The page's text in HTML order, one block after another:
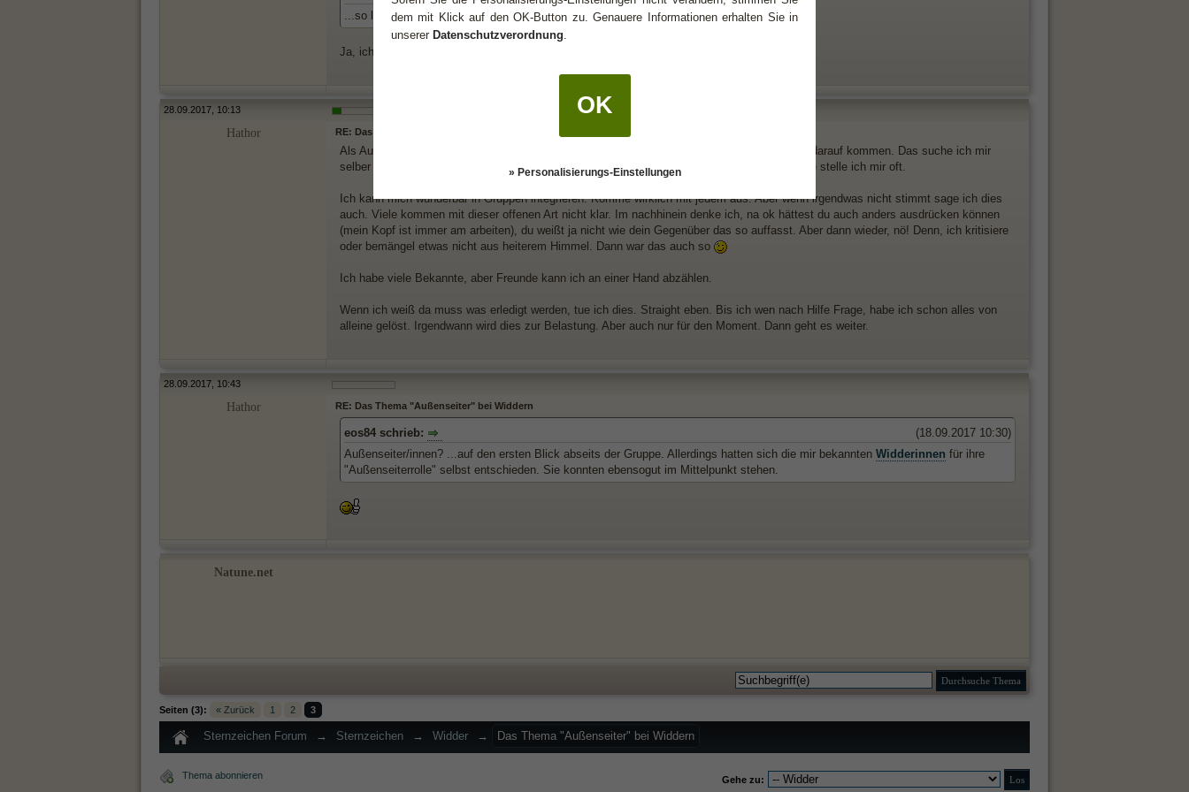
...so liest jeder was er lesen will.
Ja, ich sollte öfter deine Postings missbrauchen.
28.09.2017, 10:13
Hathor RE: Das Thema "Außenseiter" bei Widdern
Als Außenseiter sehe ich mich selber nicht. Wenn fühle ich das, und niemand würde jemals darauf kommen. Das suche ich mir
selber aus. Klingt komisch, aber das ist so. Habe ich heute Lust auf Menschen? Diese Frage stelle ich mir oft.
Ich kann mich wunderbar in Gruppen integrieren. Komme wirklich mit jedem aus. Aber wenn irgendwas nicht stimmt sage ich dies
auch. Viele kommen mit dieser offenen Art nicht klar. Im nachhinein denke ich, na ok hättest du auch anders ausdrücken können
(mein Kopf ist immer am arbeiten), du weißt ja nicht wie dein Gegenüber das so auffasst. Aber dann wieder, nö! Denn, ich kritisiere
oder bemängel etwas nicht aus heiterem Himmel. Dann war das auch so
Ich habe viele Bekannte, aber Freunde kann ich an einer Hand abzählen.
Wenn ich weiß da muss was erledigt werden, tue ich dies. Straight eben. Bis ich wen nach Hilfe Frage, habe ich schon alles von
alleine gelöst. Irgendwann wird dies zur Belastung. Aber auch nur für den Moment. Dann geht es weiter.
28.09.2017, 10:43
Hathor RE: Das Thema "Außenseiter" bei Widdern
(18.09.2017 10:30)
eos84 schrieb:
Außenseiter/innen? ...auf den ersten Blick abseits der Gruppe. Allerdings hatten sich die mir bekannten Widderinnen für ihre
"Außenseiterrolle" selbst entschieden. Sie konnten ebensogut im Mittelpunkt stehen.
Natune.net
Seiten (3): « Zurück 1 2 3
Sternzeichen Forum → Sternzeichen → Widder → Das Thema "Außenseiter" bei Widdern
Thema abonnieren Gehe zu:
dem mit Klick auf den OK-Button zu. Genauere Informationen erhalten Sie in
unserer Datenschutzverordnung.
OK
» Personalisierungs-Einstellungen